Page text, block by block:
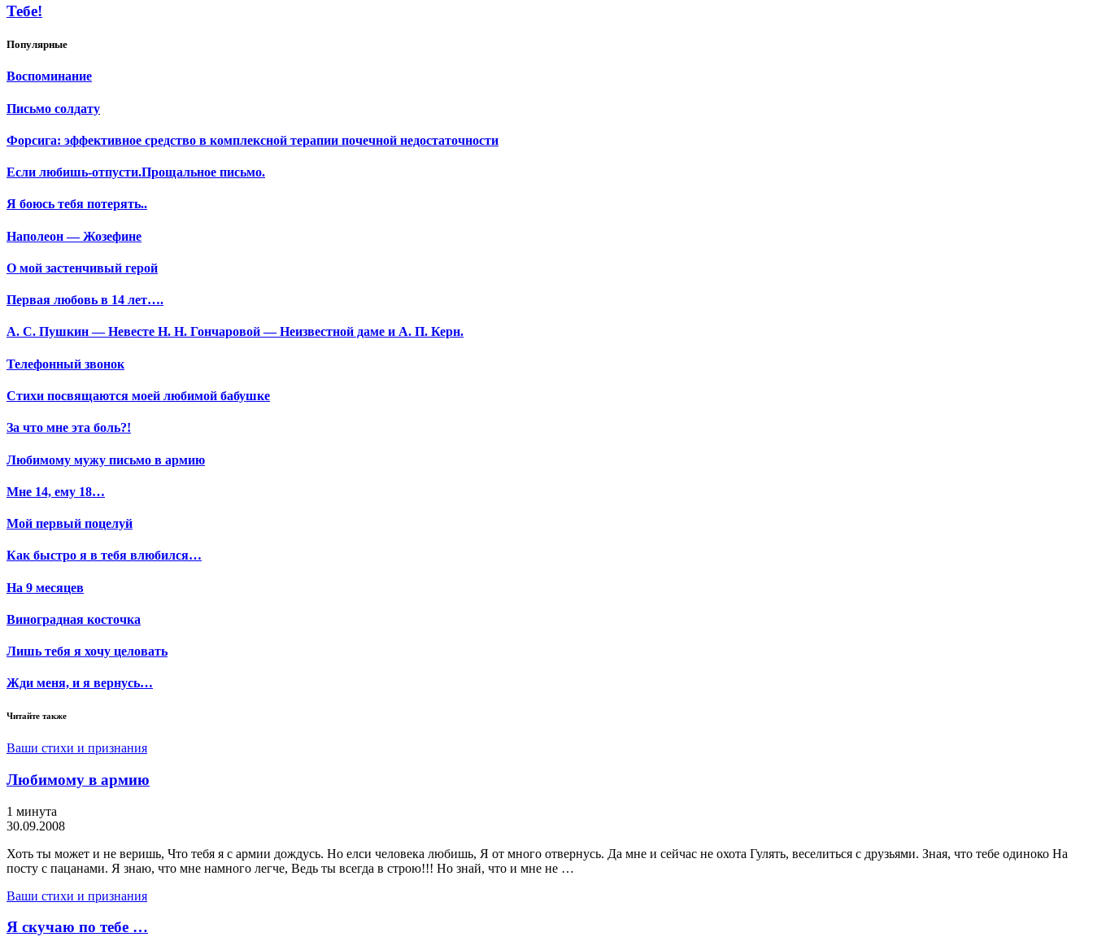
Тебе!
Популярные
Воспоминание
Письмо солдату
Форсига: эффективное средство в комплексной терапии почечной недостаточности
Если любишь-отпусти.Прощальное письмо.
Я боюсь тебя потерять..
Наполеон — Жозефине
О мой застенчивый герой
Первая любовь в 14 лет….
А. С. Пушкин — Невесте Н. Н. Гончаровой — Неизвестной даме и А. П. Керн.
Телефонный звонок
Стихи посвящаются моей любимой бабушке
За что мне эта боль?!
Любимому мужу письмо в армию
Мне 14, ему 18…
Мой первый поцелуй
Как быстро я в тебя влюбился…
На 9 месяцев
Виноградная косточка
Лишь тебя я хочу целовать
Жди меня, и я вернусь…
Читайте также
Ваши стихи и признания
Любимому в армию
1 минута
30.09.2008
Хоть ты может и не веришь, Что тебя я с армии дождусь. Но елси человека любишь, Я от много отвернусь. Да мне и сейчас не охота Гулять, веселиться с друзьями. Зная, что тебе одиноко На
посту с пацанами. Я знаю, что мне намного легче, Ведь ты всегда в строю!!! Но знай, что и мне не …
Ваши стихи и признания
Я скучаю по тебе …